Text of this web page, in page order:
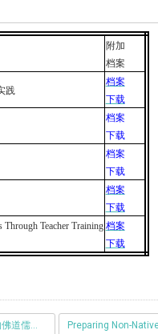
附加
档案
践
档案
下载
档案
下载
档案
下载
档案
下载
Through Teacher Training 档案
下载
辛稼轩诗中的佛道儒面向